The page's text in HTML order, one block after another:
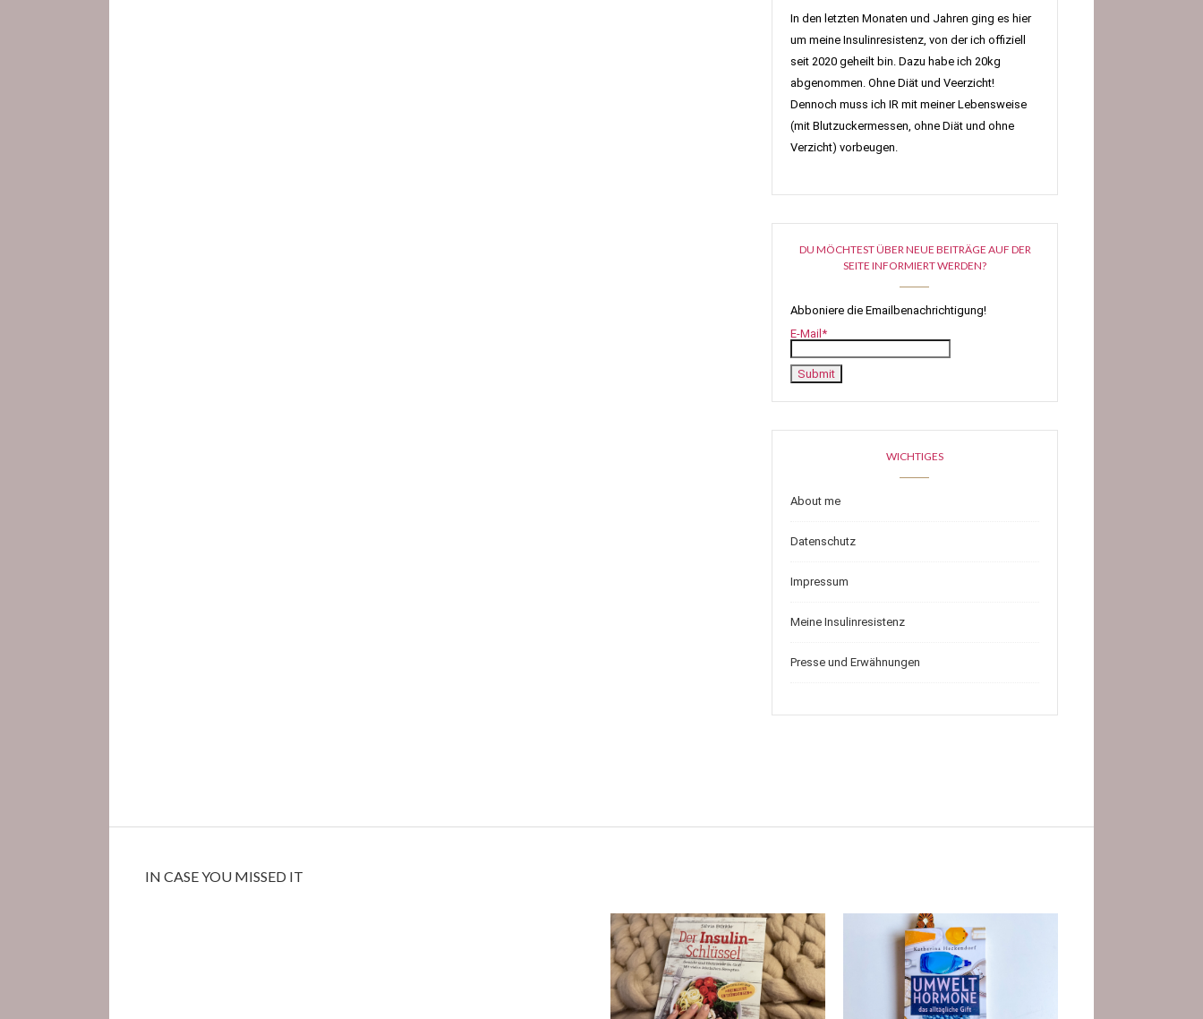
In den letzten Monaten und Jahren ging es hier
um meine Insulinresistenz, von der ich offiziell
seit 2020 geheilt bin. Dazu habe ich 20kg
abgenommen. Ohne Diät und Veerzicht!
Dennoch muss ich IR mit meiner Lebensweise
(mit Blutzuckermessen, ohne Diät und ohne
Verzicht) vorbeugen.
DU MÖCHTEST ÜBER NEUE BEITRÄGE AUF DER
SEITE INFORMIERT WERDEN?
Abboniere die Emailbenachrichtigung!
E-Mail*
WICHTIGES
About me
Datenschutz
Impressum
Meine Insulinresistenz
Presse und Erwähnungen
IN CASE YOU MISSED IT